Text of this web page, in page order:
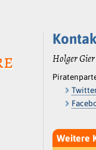
Holger Gier
Weitere